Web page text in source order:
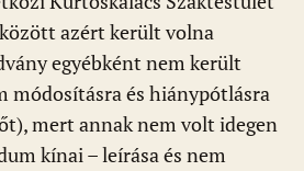
azért került volna
egyébként nem került
módosításra és hiánypótlásra
mert annak nem volt idegen
kínai – leírása és nem